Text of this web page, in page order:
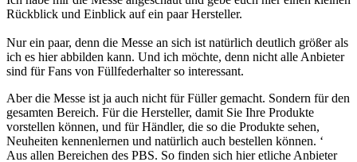
Rückblick und Einblick auf ein paar Hersteller.
Nur ein paar, denn die Messe an sich ist natürlich deutlich größer als
ich es hier abbilden kann. Und ich möchte, denn nicht alle Anbieter
sind für Fans von Füllfederhalter so interessant.
Aber die Messe ist ja auch nicht für Füller gemacht. Sondern für den
gesamten Bereich. Für die Hersteller, damit Sie Ihre Produkte
vorstellen können, und für Händler, die so die Produkte sehen,
Neuheiten kennenlernen und natürlich auch bestellen können. ‘
Aus allen Bereichen des PBS. So finden sich hier etliche Anbieter